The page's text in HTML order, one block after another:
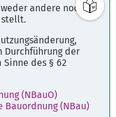
andere noch
stellt.
Durchführung der
des § 62
(NBauO)
Bauordnung (NBau)
Uhr
- 16.00 Uhr